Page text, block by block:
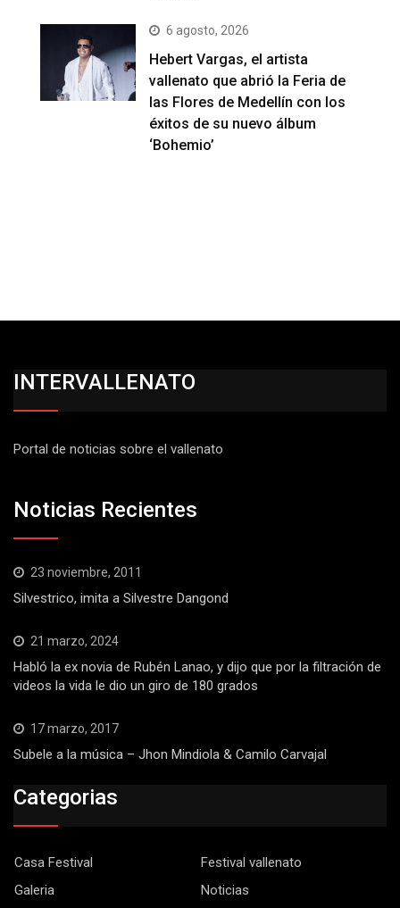
6 agosto, 2026
Hebert Vargas, el artista
vallenato que abrió la Feria de
las Flores de Medellín con los
éxitos de su nuevo álbum
‘Bohemio’
INTERVALLENATO
Portal de noticias sobre el vallenato
Noticias Recientes
23 noviembre, 2011
Silvestrico, imita a Silvestre Dangond
21 marzo, 2024
Habló la ex novia de Rubén Lanao, y dijo que por la filtración de
videos la vida le dio un giro de 180 grados
17 marzo, 2017
Subele a la música – Jhon Mindiola & Camilo Carvajal
Categorias
Casa Festival
Festival vallenato
Galeria
Noticias